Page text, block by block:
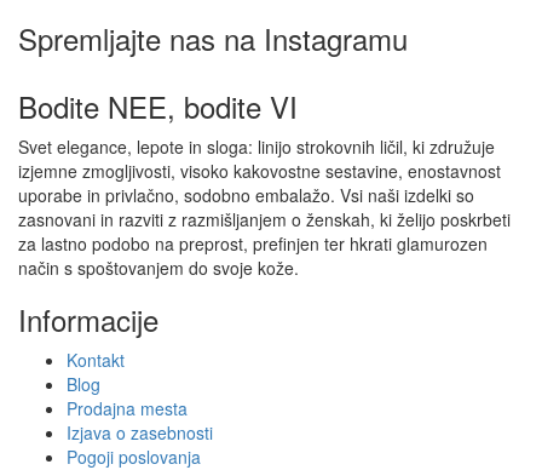
Spremljajte nas na Instagramu
Bodite NEE, bodite VI
Svet elegance, lepote in sloga: linijo strokovnih ličil, ki združuje
izjemne zmogljivosti, visoko kakovostne sestavine, enostavnost
uporabe in privlačno, sodobno embalažo. Vsi naši izdelki so
zasnovani in razviti z razmišljanjem o ženskah, ki želijo poskrbeti
za lastno podobo na preprost, prefinjen ter hkrati glamurozen
način s spoštovanjem do svoje kože.
Informacije
Kontakt
Blog
Prodajna mesta
Izjava o zasebnosti
Pogoji poslovanja